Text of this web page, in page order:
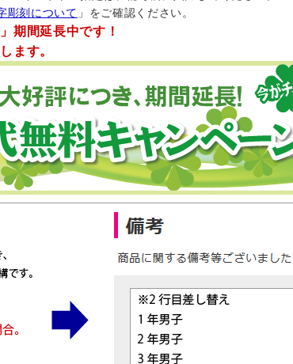
彫刻について 」をご確認ください。
期間延長中です！
ます。